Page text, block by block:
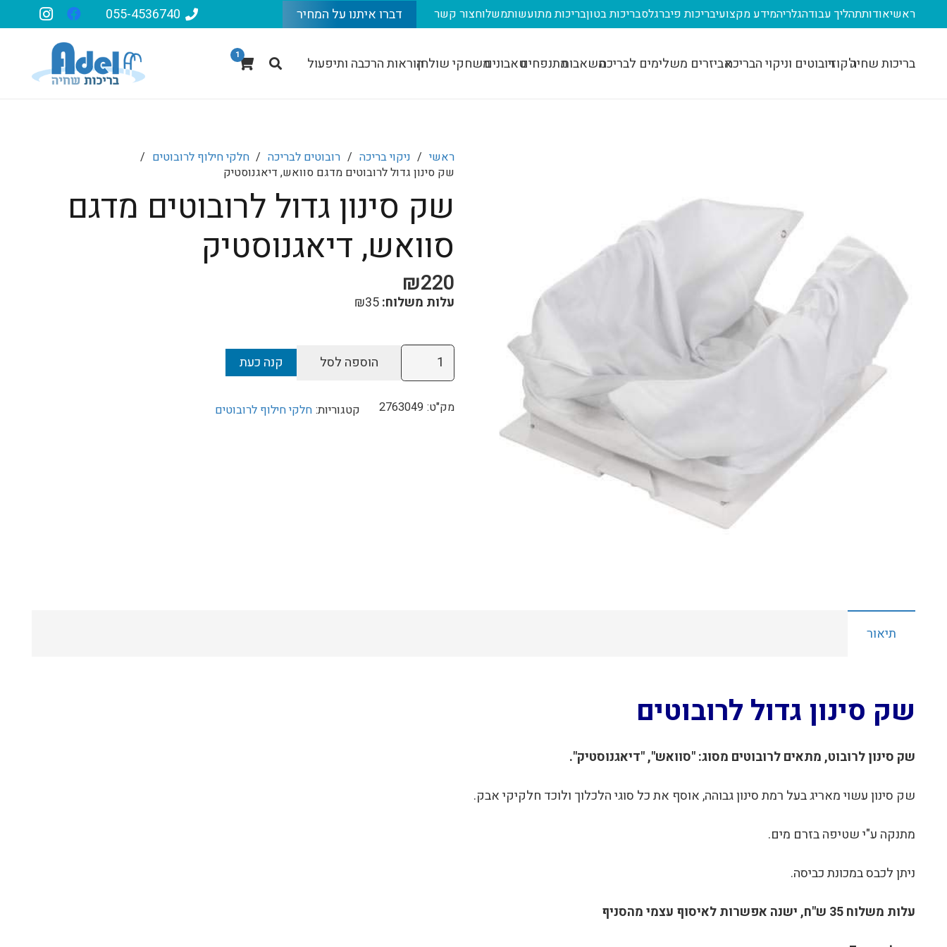
ראשיאודותתהליך עבודהגלריהמידע מקצועיבריכות פיברגלסבריכות בטוןבריכות מתועשותמשלוחצור קשר דברו איתנו על המחיר 055-4536740
בריכות שחיהג'קוזירובוטים וניקוי הבריכהאביזרים משלימים לבריכהמשאבותמתנפחיםטאבוניםמשחקי שולחןהוראות הרכבה ותיפעול 1
ראשי / ניקוי בריכה / רובוטים לבריכה / חלקי חילוף לרובוטים /
שק סינון גדול לרובוטים מדגם סוואש, דיאגנוסטיק
שק סינון גדול לרובוטים מדגם
סוואש, דיאגנוסטיק
₪220
עלות משלוח: ₪35
כמות
של
סינון
הוספה לסל קנה כעת
מק"ט: 2763049 קטגוריות: חלקי חילוף לרובוטים
תיאור
שק סינון גדול לרובוטים
שק סינון לרובוט, מתאים לרובוטים מסוג: "סוואש", "דיאגנוסטיק".
שק סינון עשוי מאריג בעל רמת סינון גבוהה, אוסף את כל סוגי הלכלוך ולוכד חלקיקי אבק.
מתנקה ע"י שטיפה בזרם מים.
ניתן לכבס במכונת כביסה.
עלות משלוח 35 ש"ח, ישנה אפשרות לאיסוף עצמי מהסניף